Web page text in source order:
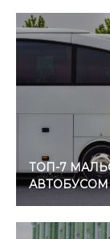
ТОП-7
АВТОБУСОМ